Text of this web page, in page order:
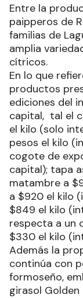
Entre la
paipperos de
familias de
amplia
cítricos.
En lo que
productos
ediciones del
capital, tal el
el kilo (solo
pesos el kilo
cogote de
capital); tapa
matambre a
a $920 el kilo
$849 el kilo
respecta a un
$330 el kilo
Además la
continúa con
formoseño,
girasol